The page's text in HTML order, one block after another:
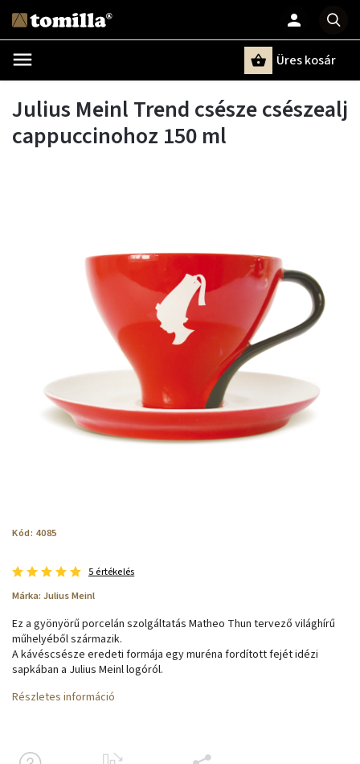
Üres kosár
Julius Meinl Trend csésze csészealj
cappuccinohoz 150 ml
Kód: 4085
5 értékelés
Márka: Julius Meinl
Ez a gyönyörű porcelán szolgáltatás Matheo Thun tervező világhírű
műhelyéből származik.
A kávéscsésze eredeti formája egy muréna fordított fejét idézi
sapkában a Julius Meinl logóról.
Részletes információ